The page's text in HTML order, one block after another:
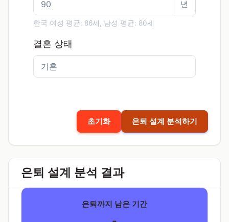
년
한국 여성 평균: 86세, 남성 평균: 80세
결혼 상태
초기화 은퇴 설계 분석하기
은퇴 설계 분석 결과
은퇴까지 남은 기간